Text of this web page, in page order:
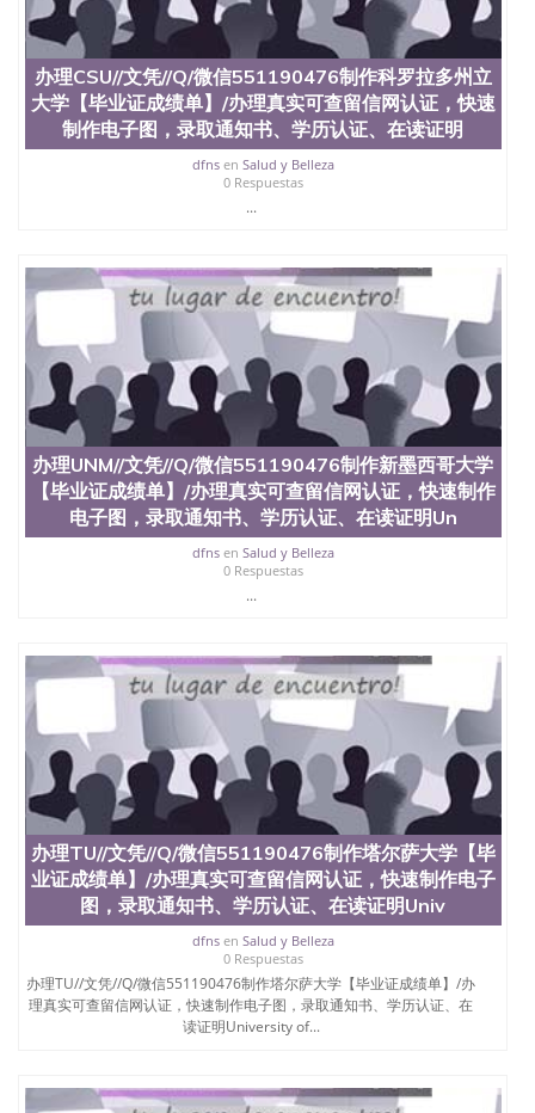
办理CSU//文凭//Q/微信551190476制作科罗拉多州立
大学【毕业证成绩单】/办理真实可查留信网认证，快速
制作电子图，录取通知书、学历认证、在读证明
dfnsen Salud y Belleza
0 Respuestas
...
办理UNM//文凭//Q/微信551190476制作新墨西哥大学
【毕业证成绩单】/办理真实可查留信网认证，快速制作
电子图，录取通知书、学历认证、在读证明Un
dfnsen Salud y Belleza
0 Respuestas
...
办理TU//文凭//Q/微信551190476制作塔尔萨大学【毕
业证成绩单】/办理真实可查留信网认证，快速制作电子
图，录取通知书、学历认证、在读证明Univ
dfnsen Salud y Belleza
0 Respuestas
办理TU//文凭//Q/微信551190476制作塔尔萨大学【毕业证成绩单】/办
理真实可查留信网认证，快速制作电子图，录取通知书、学历认证、在
读证明University of...